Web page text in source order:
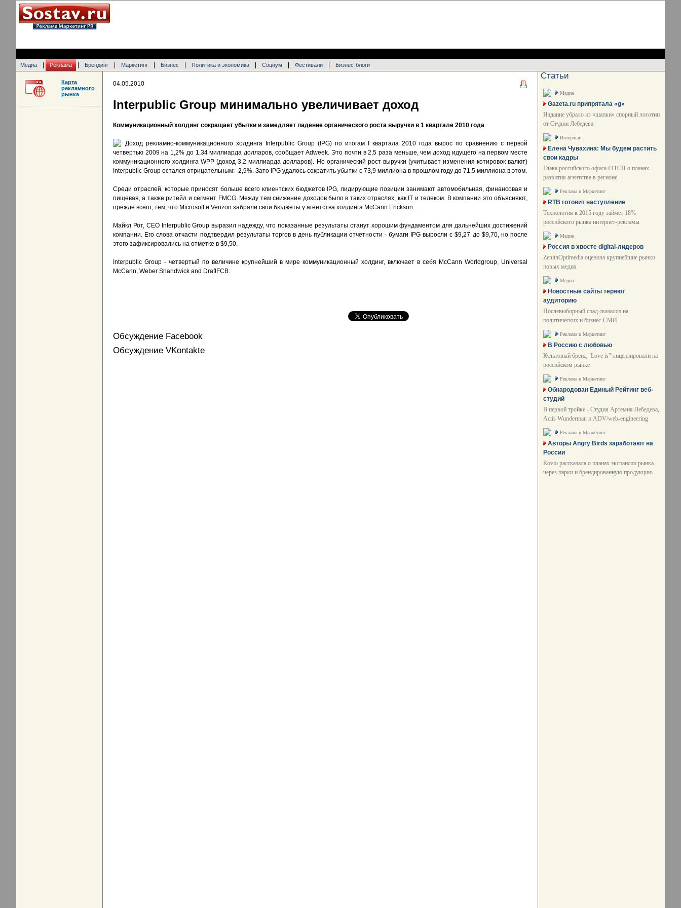
Медиа Реклама Брендинг Маркетинг Бизнес Политика и экономика Социум Фестивали Бизнес-блоги
04.05.2010
Interpublic Group минимально увеличивает доход
Коммуникационный холдинг сокращает убытки и замедляет падение органического роста выручки в 1 квартале 2010 года
Доход рекламно-коммуникационного холдинга Interpublic Group (IPG) по итогам I квартала 2010 года вырос по сравнению с первой
четвертью 2009 на 1,2% до 1,34 миллиарда долларов, сообщает Adweek. Это почти в 2,5 раза меньше, чем доход идущего на первом месте
коммуникационного холдинга WPP (доход 3,2 миллиарда долларов). Но органический рост выручки (учитывает изменения котировок валют)
Interpublic Group остался отрицательным: -2,9%. Зато IPG удалось сократить убытки с 73,9 миллиона в прошлом году до 71,5 миллиона в этом.
Среди отраслей, которые приносят больше всего клиентских бюджетов IPG, лидирующие позиции занимают автомобильная, финансовая и
пищевая, а также ритейл и сегмент FMCG. Между тем снижение доходов было в таких отраслях, как IT и телеком. В компании это объясняют,
прежде всего, тем, что Microsoft и Verizon забрали свои бюджеты у агентства холдинга McCann Erickson.
Майкл Рот, CEO Interpublic Group выразил надежду, что показанные результаты станут хорошим фундаментом для дальнейших достижений
компании. Его слова отчасти подтвердил результаты торгов в день публикации отчетности - бумаги IPG выросли с $9,27 до $9,70, но после
этого зафиксировались на отметке в $9,50.
Interpublic Group - четвертый по величине крупнейший в мире коммуникационный холдинг, включает в себя McCann Worldgroup, Universal
McCann, Weber Shandwick and DraftFCB.
Обсуждение Facebook
Обсуждение VKontakte
Карта
рекламного
рынка
Статьи
Медиа
Gazeta.ru припрятала «g»
Издание убрало из «шапки» спорный логотип
от Студии Лебедева
Интервью
Елена Чувахина: Мы будем растить
свои кадры
Глава российского офиса FITCH о планах
развития агентства в регионе
Реклама и Маркетинг
RTB готовит наступление
Технология к 2015 году займет 18%
российского рынка интернет-рекламы
Медиа
Россия в хвосте digital-лидеров
ZenithOptimedia оценила крупнейшие рынки
новых медиа
Медиа
Новостные сайты теряют
аудиторию
Послевыборный спад сказался на
политических и бизнес-СМИ
Реклама и Маркетинг
В Россию с любовью
Культовый бренд "Love is" лицензировали на
российском рынке
Реклама и Маркетинг
Обнародован Единый Рейтинг веб-
студий
В первой тройке - Студия Артемия Лебедева,
Actis Wunderman и ADV/web-engineering
Реклама и Маркетинг
Авторы Angry Birds заработают на
России
Rovio рассказала о планах экспансии рынка
через парки и брендированную продукцию